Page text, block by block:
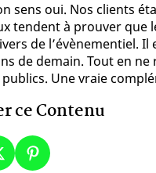
sens oui. Nos clients
tendent à prouver que
de l’évènementiel.
de demain. Tout en
Une vraie
ce Contenu